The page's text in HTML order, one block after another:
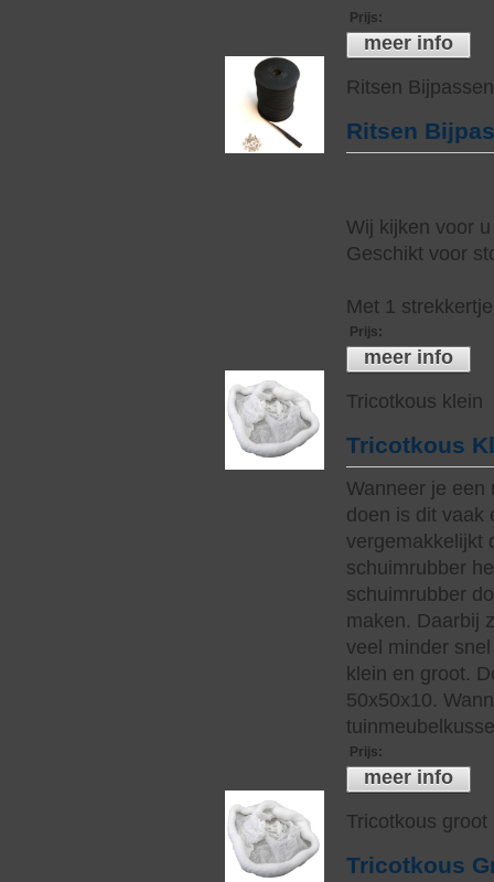
Prijs:
meer info
Ritsen
Ritsen
Wij kijken voor
Geschikt voor
Met 1
Prijs:
meer info
Tricotkous klein
Tricotkous
Wanneer je een
doen is dit vaak
vergemakkelijkt
schuimrubber
schuimrubber
maken. Daarbij
veel minder
klein en groot.
50x50x10.
Prijs:
meer info
Tricotkous groot
Tricotkous